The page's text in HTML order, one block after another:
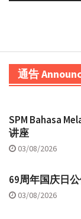
通告
SPM Bahasa
讲座
03/08/2026
69周年国庆日
03/08/2026